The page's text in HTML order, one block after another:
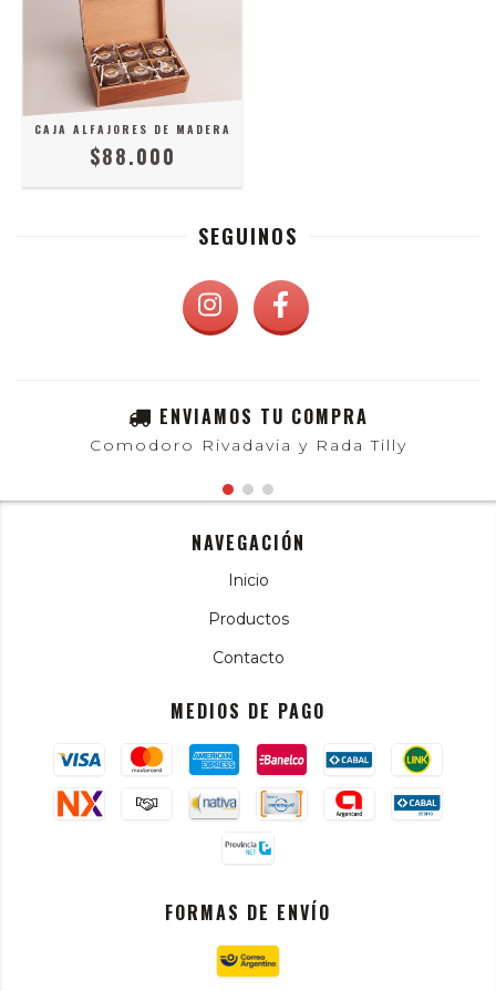
CAJA ALFAJORES DE MADERA
$88.000
SEGUINOS
ENVIAMOS TU COMPRA
Comodoro Rivadavia y Rada Tilly
NAVEGACIÓN
Inicio
Productos
Contacto
MEDIOS DE PAGO
FORMAS DE ENVÍO